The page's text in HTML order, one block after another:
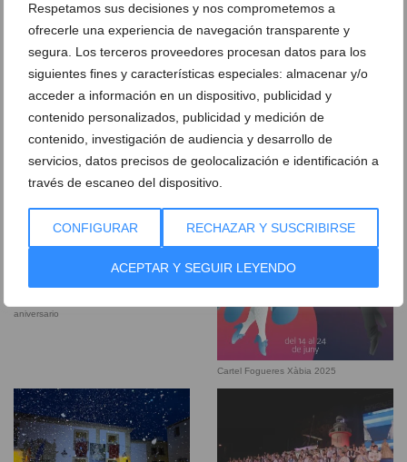
Respetamos sus decisiones y nos comprometemos a
ofrecerle una experiencia de navegación transparente y
segura. Los terceros proveedores procesan datos para los
siguientes fines y características especiales: almacenar y/o
acceder a información en un dispositivo, publicidad y
contenido personalizados, publicidad y medición de
contenido, investigación de audiencia y desarrollo de
servicios, datos precisos de geolocalización e identificación a
través de escaneo del dispositivo.
CONFIGURAR RECHAZAR Y SUSCRIBIRSE
ACEPTAR Y SEGUIR LEYENDO
Xàbia 2024
aniversario
Cartel Fogueres Xàbia 2025